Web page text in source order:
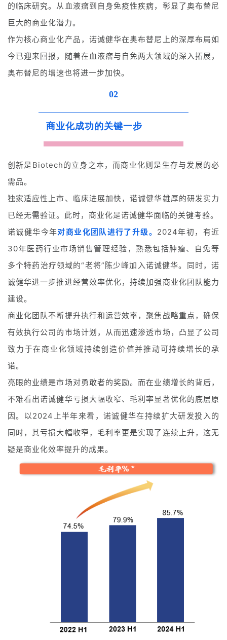
首
药
资
讯
的临床研究。从血液瘤到自身免疫性疾病，彰显了奥布替尼
巨大的商业化潜力。
作为核心商业化产品，诺诚健华在奥布替尼上的深厚布局如
今已迎来回报，随着在血液瘤与自免两大领域的深入拓展，
奥布替尼的增速也将进一步加快。
02
商业化成功的关键一步
创新是Biotech的立身之本，而商业化则是生存与发展的必
需品。
独家适应性上市、临床进展加快，诺诚健华雄厚的研发实力
已经无需验证。此时，商业化是诺诚健华面临的关键考验。
诺诚健华今年对商业化团队进行了升级。 2024年初，有近
30年医药行业市场销售管理经验，熟悉包括肿瘤、自免等
多个特药治疗领域的“老将”陈少峰加入诺诚健华。同时，诺
诚健华进一步推进经营效率优化，持续加强商业化团队能力
建设。
商业化团队不断提升执行和运营效率，聚焦战略重点，确保
有效执行公司的市场计划，从而迅速渗透市场，凸显了公司
致力于在商业化领域持续创造价值并推动可持续增长的承
诺。
亮眼的业绩是市场对勇敢者的奖励。而在业绩增长的背后，
不难看出诺诚健华亏损大幅收窄、毛利率显著优化的底层原
因。以2024上半年来看，诺诚健华在持续扩大研发投入的
同时，其亏损大幅收窄，毛利率更是实现了连续上升，这无
疑是商业化效率提升的成果。